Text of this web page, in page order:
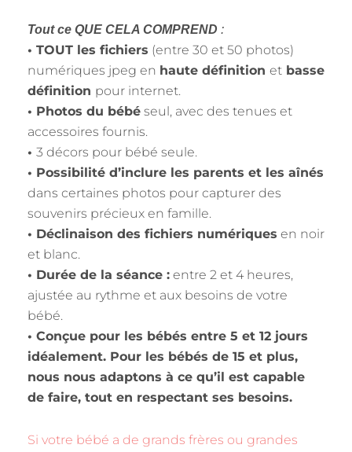
Tout ce QUE CELA COMPREND :
• TOUT les fichiers (entre 30 et 50 photos)
numériques jpeg en haute définition et basse
définition pour internet.
• Photos du bébé seul, avec des tenues et
accessoires fournis.
• 3 décors pour bébé seule.
• Possibilité d’inclure les parents et les aînés
dans certaines photos pour capturer des
souvenirs précieux en famille.
• Déclinaison des fichiers numériques en noir
et blanc.
• Durée de la séance : entre 2 et 4 heures,
ajustée au rythme et aux besoins de votre
bébé.
• Conçue pour les bébés entre 5 et 12 jours
idéalement. Pour les bébés de 15 et plus,
nous nous adaptons à ce qu’il est capable
de faire, tout en respectant ses besoins.
Si votre bébé a de grands frères ou grandes